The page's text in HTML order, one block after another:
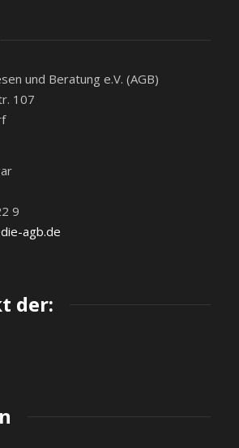
und Beratung e.V. (AGB)
107
9
agb.de
der: